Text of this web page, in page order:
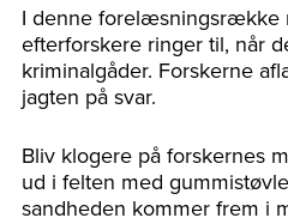
I denne forelæsningsrække
efterforskere ringer til, når
kriminalgåder. Forskerne
jagten på svar.
Bliv klogere på forskernes
ud i felten med
sandheden kommer frem i